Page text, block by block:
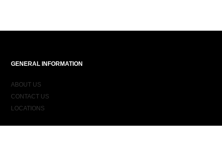
GENERAL INFORMATION
ABOUT US
CONTACT US
LOCATIONS